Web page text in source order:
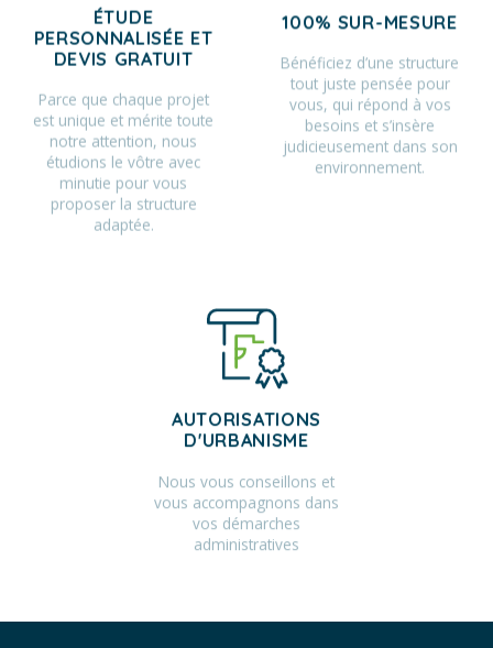
ÉTUDE
PERSONNALISÉE ET
DEVIS GRATUIT
Parce que chaque projet
est unique et mérite toute
notre attention, nous
étudions le vôtre avec
minutie pour vous
proposer la structure
adaptée.
100% SUR-MESURE
Bénéficiez d’une structure
tout juste pensée pour
vous, qui répond à vos
besoins et s’insère
judicieusement dans son
environnement.
D'URBANISME
vous accompagnons dans
vos démarches
administratives